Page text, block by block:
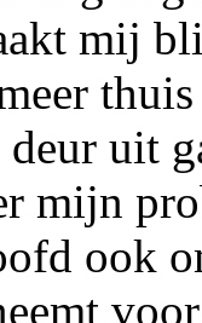
mij
uit
mijn
ook